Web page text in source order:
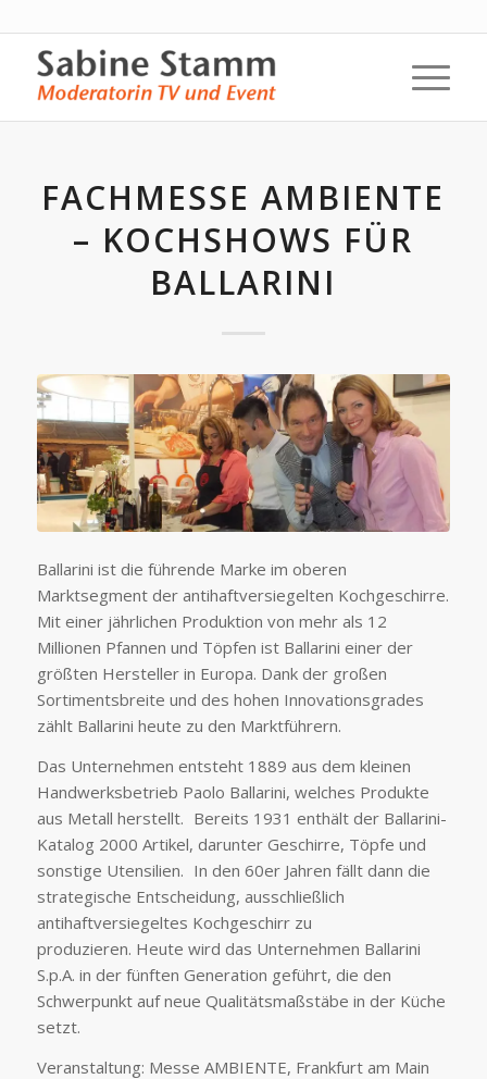
FACHMESSE AMBIENTE
– KOCHSHOWS FÜR
BALLARINI
Ballarini ist die führende Marke im oberen
Marktsegment der antihaftversiegelten Kochgeschirre.
Mit einer jährlichen Produktion von mehr als 12
Millionen Pfannen und Töpfen ist Ballarini einer der
größten Hersteller in Europa. Dank der großen
Sortimentsbreite und des hohen Innovationsgrades
zählt Ballarini heute zu den Marktführern.
Das Unternehmen entsteht 1889 aus dem kleinen
Handwerksbetrieb Paolo Ballarini, welches Produkte
aus Metall herstellt. Bereits 1931 enthält der Ballarini-
Katalog 2000 Artikel, darunter Geschirre, Töpfe und
sonstige Utensilien. In den 60er Jahren fällt dann die
strategische Entscheidung, ausschließlich
antihaftversiegeltes Kochgeschirr zu
produzieren. Heute wird das Unternehmen Ballarini
S.p.A. in der fünften Generation geführt, die den
Schwerpunkt auf neue Qualitätsmaßstäbe in der Küche
setzt.
Veranstaltung: Messe AMBIENTE, Frankfurt am Main